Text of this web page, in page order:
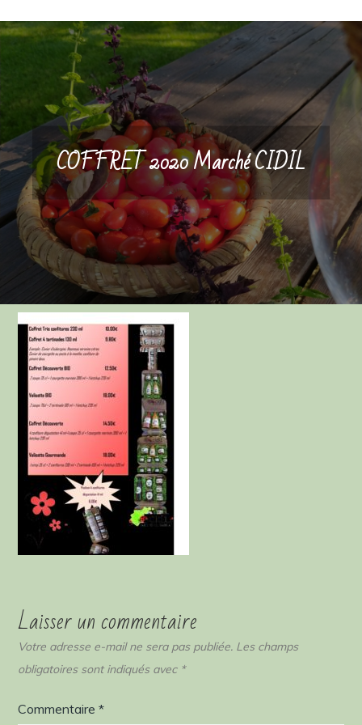
COFFRET 2020 Marché CIDIL
Laisser un commentaire
Votre adresse e-mail ne sera pas publiée. Les champs
obligatoires sont indiqués avec *
Commentaire*